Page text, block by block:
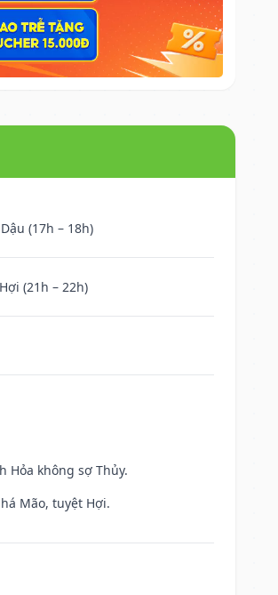
(17h – 18h)
(21h – 22h)
Hỏa không sợ Thủy.
Mão, tuyệt Hợi.